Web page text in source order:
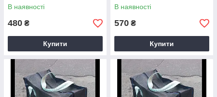
В наявності
480 ₴
Купити
В наявності
570 ₴
Купити